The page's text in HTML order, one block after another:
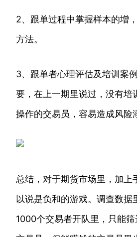
2、跟单过程中掌握样本的增
方法。
3、跟单者心理评估及培训案
要，在上一期里说过，没有培
操作的交易员，容易造成风险
总结，对于期货市场里，加上
以说是负和的游戏。调查数据
1000个交易者开队里，只能